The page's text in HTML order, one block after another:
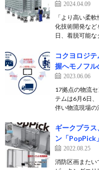
2024.04.09
「より高い柔
化技術開発など
日、着脱可能
コクヨロジ
握へモノフル
2023.06.06
17拠点の物流
テムは6月6日
伴い物流現場
ギークプラ
ン「PopPick
2022.08.25
消防区画また